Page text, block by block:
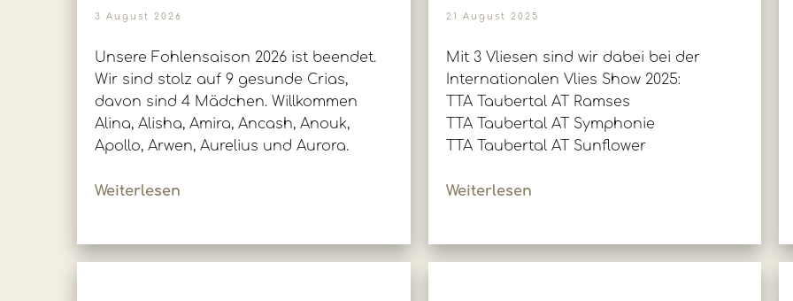
3 August 2026
Unsere Fohlensaison 2026 ist beendet.
Wir sind stolz auf 9 gesunde Crias,
davon sind 4 Mädchen. Willkommen
Alina, Alisha, Amira, Ancash, Anouk,
Apollo, Arwen, Aurelius und Aurora.
Weiterlesen
21 August 2025
Mit 3 Vliesen sind wir dabei bei der
Internationalen Vlies Show 2025:
TTA Taubertal AT Ramses
TTA Taubertal AT Symphonie
TTA Taubertal AT Sunflower
Weiterlesen